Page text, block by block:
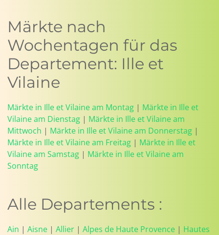
Märkte nach
Wochentagen für das
Departement: Ille et
Vilaine
Märkte in Ille et Vilaine am Montag | Märkte in Ille et
Vilaine am Dienstag | Märkte in Ille et Vilaine am
Mittwoch | Märkte in Ille et Vilaine am Donnerstag |
Märkte in Ille et Vilaine am Freitag | Märkte in Ille et
Vilaine am Samstag | Märkte in Ille et Vilaine am
Sonntag
Alle Departements :
Ain | Aisne | Allier | Alpes de Haute Provence | Hautes